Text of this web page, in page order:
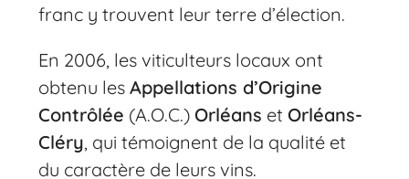
franc y trouvent leur terre d’élection.
En 2006, les viticulteurs locaux ont
obtenu lesAppellations d’Origine
Contrôlée (A.O.C.) Orléans et Orléans-
Cléry, qui témoignent de la qualité et
du caractère de leurs vins.